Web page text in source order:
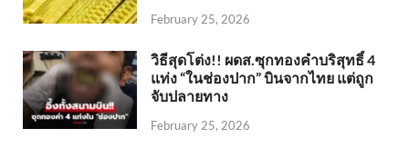
February 25, 2026
วิธีสุดโต่ง!! ผดส.ซุกทองคำบริสุทธิ์ 4
แท่ง “ในช่องปาก” บินจากไทย แต่ถูก
จับปลายทาง
February 25, 2026